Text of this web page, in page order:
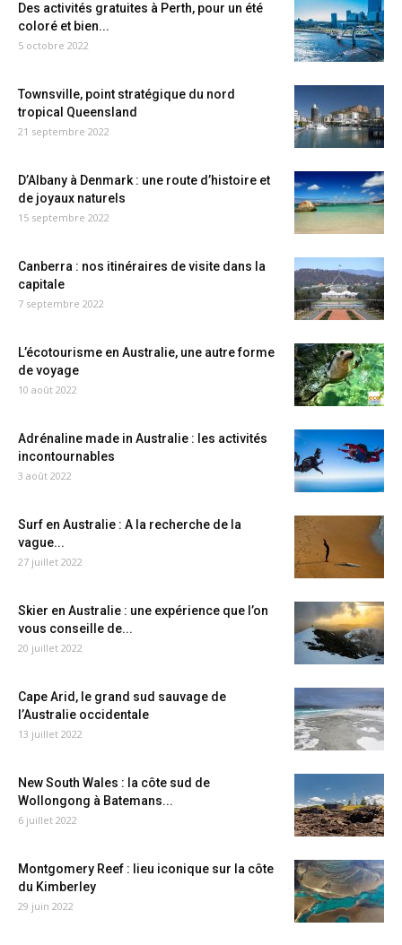
Des activités gratuites à Perth, pour un été
coloré et bien...
5 octobre 2022
Townsville, point stratégique du nord
tropical Queensland
21 septembre 2022
D’Albany à Denmark : une route d’histoire et
de joyaux naturels
15 septembre 2022
Canberra : nos itinéraires de visite dans la
capitale
7 septembre 2022
L’écotourisme en Australie, une autre forme
de voyage
10 août 2022
Adrénaline made in Australie : les activités
incontournables
3 août 2022
Surf en Australie : A la recherche de la
vague...
27 juillet 2022
Skier en Australie : une expérience que l’on
vous conseille de...
20 juillet 2022
Cape Arid, le grand sud sauvage de
l’Australie occidentale
13 juillet 2022
New South Wales : la côte sud de
Wollongong à Batemans...
6 juillet 2022
Montgomery Reef : lieu iconique sur la côte
du Kimberley
29 juin 2022